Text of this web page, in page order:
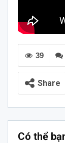
39
Share
Có thể